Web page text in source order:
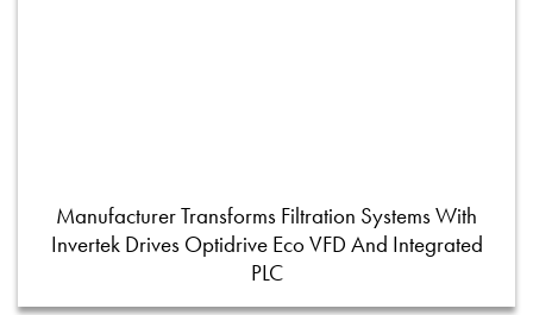
Manufacturer Transforms Filtration Systems With
Invertek Drives Optidrive Eco VFD And Integrated
PLC